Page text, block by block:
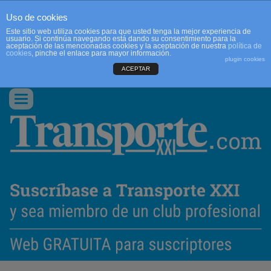
CONTACTO
Conmutar
navegación
Uso de cookies
Este sitio web utiliza cookies para que usted tenga la mejor experiencia de
usuario. Si continúa navegando está dando su consentimiento para la
aceptación de las mencionadas cookies y la aceptación de nuestra política de
cookies, pinche el enlace para mayor información.
plugin cookies
ACEPTAR